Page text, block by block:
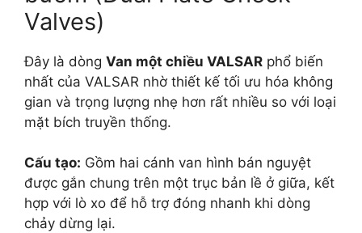
Valves)
Đây là dòng Van một chiều VALSAR phổ biến
nhất của VALSAR nhờ thiết kế tối ưu hóa không
gian và trọng lượng nhẹ hơn rất nhiều so với loại
mặt bích truyền thống.
Cấu tạo: Gồm hai cánh van hình bán nguyệt
được gắn chung trên một trục bản lề ở giữa, kết
hợp với lò xo để hỗ trợ đóng nhanh khi dòng
chảy dừng lại.